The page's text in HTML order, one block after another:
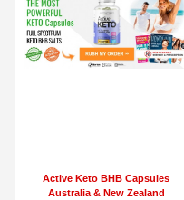
Active Keto BHB Capsules
Australia & New Zealand